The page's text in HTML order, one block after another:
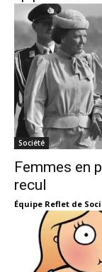
Société
Femmes en
recul
Équipe Reflet de